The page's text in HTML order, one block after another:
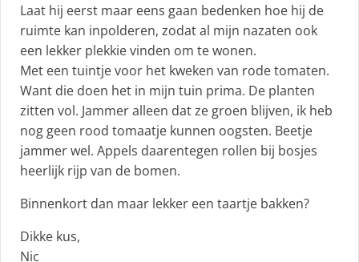
Laat hij eerst maar eens gaan bedenken hoe hij de
ruimte kan inpolderen, zodat al mijn nazaten ook
een lekker plekkie vinden om te wonen.
Met een tuintje voor het kweken van rode tomaten.
Want die doen het in mijn tuin prima. De planten
zitten vol. Jammer alleen dat ze groen blijven, ik heb
nog geen rood tomaatje kunnen oogsten. Beetje
jammer wel. Appels daarentegen rollen bij bosjes
heerlijk rijp van de bomen.
Binnenkort dan maar lekker een taartje bakken?
Dikke kus,
Nic